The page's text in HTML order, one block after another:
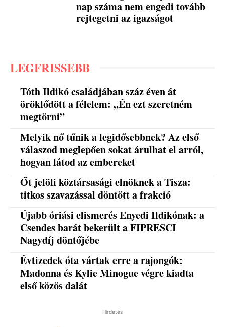
nap száma nem engedi tovább
rejtegetni az igazságot
LEGFRISSEBB
Tóth Ildikó családjában száz éven át
öröklődött a félelem: „Én ezt szeretném
megtörni”
Melyik nő tűnik a legidősebbnek? Az első
válaszod meglepően sokat árulhat el arról,
hogyan látod az embereket
Őt jelöli köztársasági elnöknek a Tisza:
titkos szavazással döntött a frakció
Újabb óriási elismerés Enyedi Ildikónak: a
Csendes barát bekerült a FIPRESCI
Nagydíj döntőjébe
Évtizedek óta vártak erre a rajongók:
Madonna és Kylie Minogue végre kiadta
első közös dalát
Hirdetés